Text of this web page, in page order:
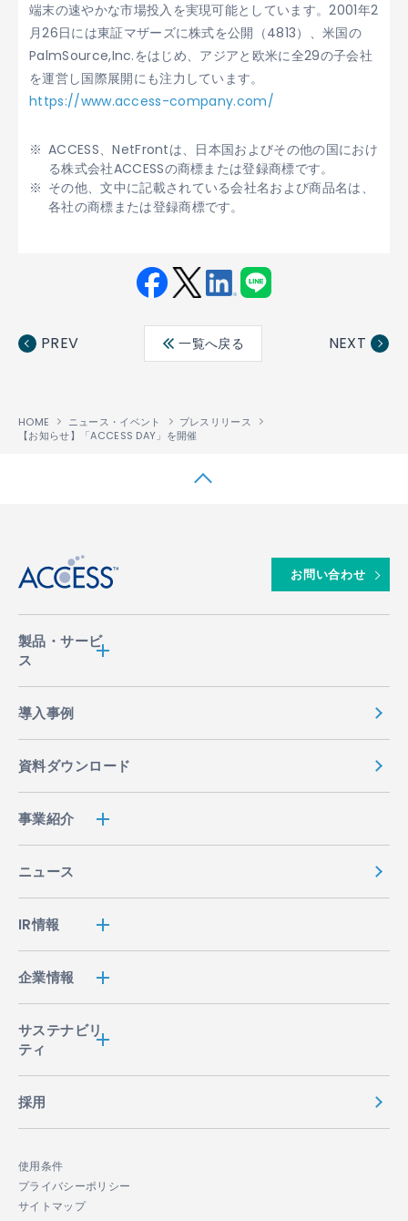
端末の速やかな市場投入を実現可能としています。2001年2
月26日には東証マザーズに株式を公開（4813）、米国の
PalmSource,Inc.をはじめ、アジアと欧米に全29の子会社
を運営し国際展開にも注力しています。
https://www.access-company.com/
ACCESS、NetFrontは、日本国およびその他の国におけ
る株式会社ACCESSの商標または登録商標です。
その他、文中に記載されている会社名および商品名は、
各社の商標または登録商標です。
ebo ter
edin
PREV 一覧へ戻る NEXT
HOME ニュース・イベント
プレスリリース
【お知らせ】「ACCESS DAY」を開催
お問い合わせ
製品・サービ
ス
導入事例
資料ダウンロード
事業紹介
ニュース
IR情報
企業情報
サステナビリ
ティ
採用
使用条件
プライバシーポリシー
サイトマップ